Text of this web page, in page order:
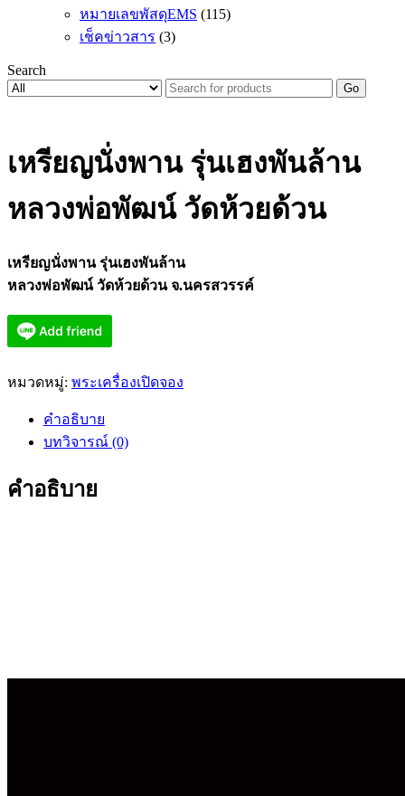
หมายเลขพัสดุEMS (115)
เช็คข่าวสาร (3)
Search
Go
เหรียญนั่งพาน รุ่นเฮงพันล้าน
หลวงพ่อพัฒน์ วัดห้วยด้วน
เหรียญนั่งพาน รุ่นเฮงพันล้าน
หลวงพ่อพัฒน์ วัดห้วยด้วน จ.นครสวรรค์
หมวดหมู่: พระเครื่องเปิดจอง
คำอธิบาย
บทวิจารณ์ (0)
คำอธิบาย